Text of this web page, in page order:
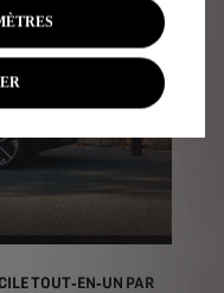
TOUT‑EN‑UN PAR